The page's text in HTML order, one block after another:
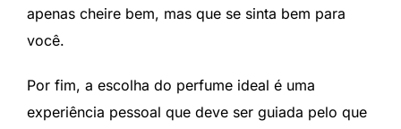
apenas cheire bem, mas que se sinta bem para
você.
Por fim, a escolha do perfume ideal é uma
experiência pessoal que deve ser guiada pelo que